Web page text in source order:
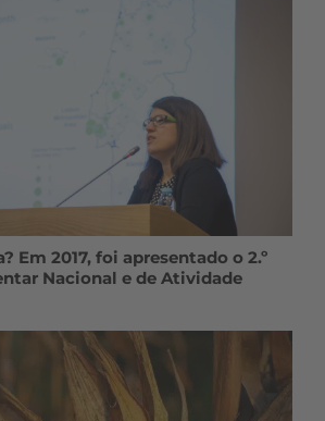
Em 2017, foi apresentado o 2.º
Nacional e de Atividade